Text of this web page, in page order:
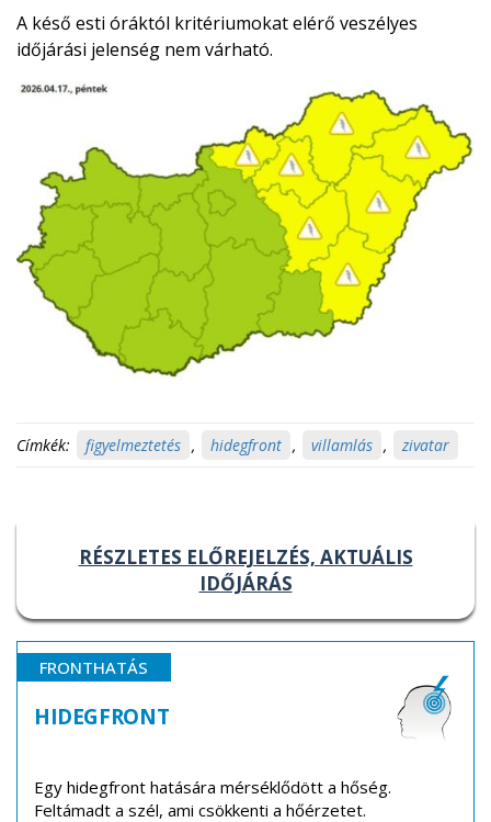
A késő esti óráktól kritériumokat elérő veszélyes
időjárási jelenség nem várható.
Címkék: figyelmeztetés , hidegfront , villamlás , zivatar
RÉSZLETES ELŐREJELZÉS, AKTUÁLIS
IDŐJÁRÁS
FRONTHATÁS
HIDEGFRONT
Egy hidegfront hatására mérséklődött a hőség.
Feltámadt a szél, ami csökkenti a hőérzetet.